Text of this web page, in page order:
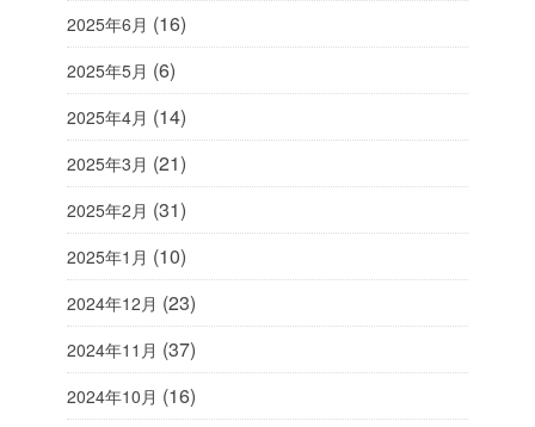
2025年6月 (16)
2025年5月 (6)
2025年4月 (14)
2025年3月 (21)
2025年2月 (31)
2025年1月 (10)
2024年12月 (23)
2024年11月 (37)
2024年10月 (16)